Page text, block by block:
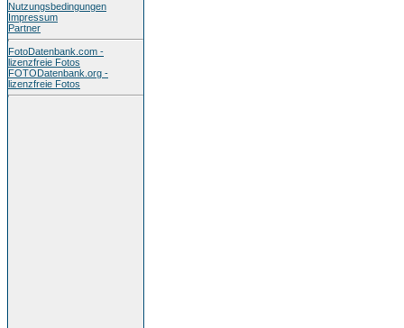
Nutzungsbedingungen
Impressum
Partner
FotoDatenbank.com -
lizenzfreie Fotos
FOTODatenbank.org -
lizenzfreie Fotos